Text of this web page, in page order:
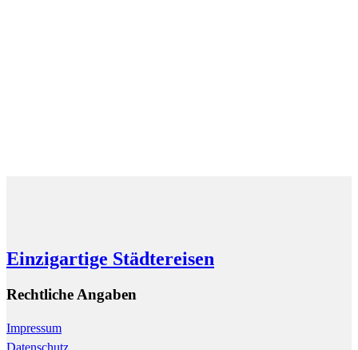
Einzigartige Städtereisen
Rechtliche Angaben
Impressum
Datenschutz